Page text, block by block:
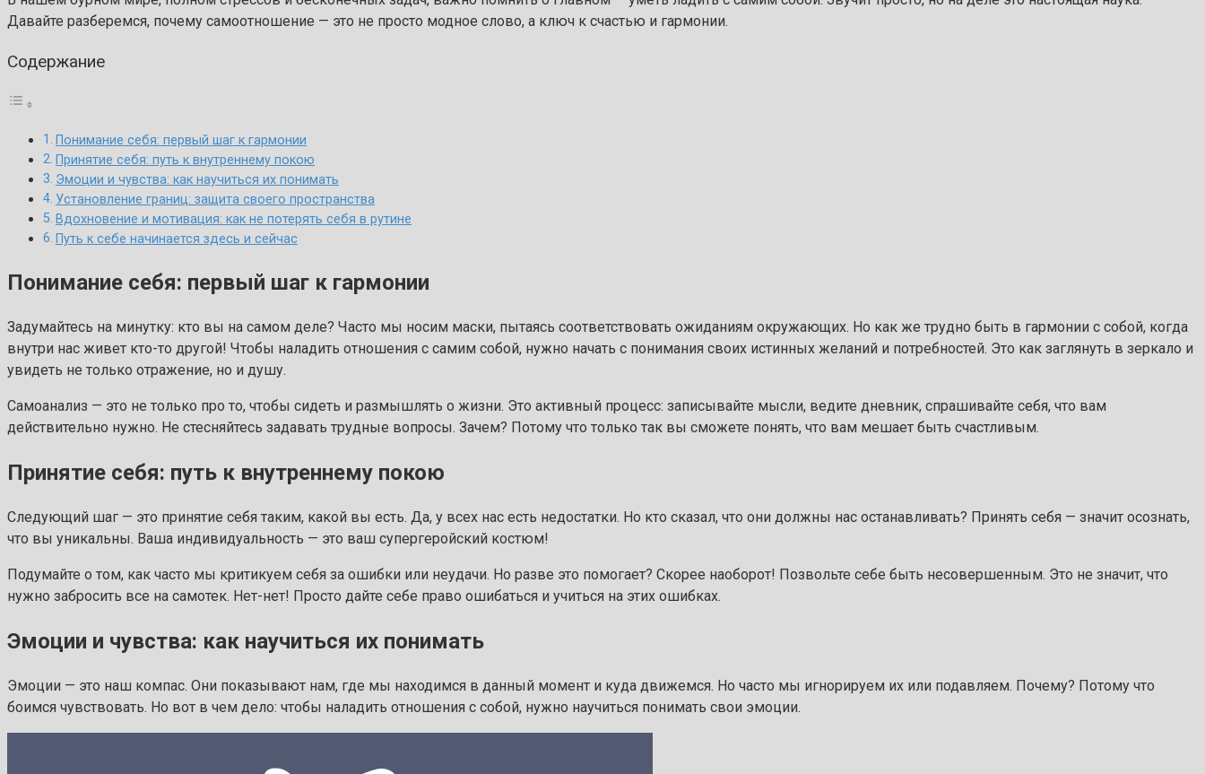
Давайте разберемся, почему самоотношение — это не просто модное слово, а ключ к счастью и гармонии.
Содержание
Понимание себя: первый шаг к гармонии
Принятие себя: путь к внутреннему покою
Эмоции и чувства: как научиться их понимать
Установление границ: защита своего пространства
Вдохновение и мотивация: как не потерять себя в рутине
Путь к себе начинается здесь и сейчас
Понимание себя: первый шаг к гармонии
Задумайтесь на минутку: кто вы на самом деле? Часто мы носим маски, пытаясь соответствовать ожиданиям окружающих. Но как же трудно быть в гармонии с собой, когда
внутри нас живет кто-то другой! Чтобы наладить отношения с самим собой, нужно начать с понимания своих истинных желаний и потребностей. Это как заглянуть в зеркало и
увидеть не только отражение, но и душу.
Самоанализ — это не только про то, чтобы сидеть и размышлять о жизни. Это активный процесс: записывайте мысли, ведите дневник, спрашивайте себя, что вам
действительно нужно. Не стесняйтесь задавать трудные вопросы. Зачем? Потому что только так вы сможете понять, что вам мешает быть счастливым.
Принятие себя: путь к внутреннему покою
Следующий шаг — это принятие себя таким, какой вы есть. Да, у всех нас есть недостатки. Но кто сказал, что они должны нас останавливать? Принять себя — значит осознать,
что вы уникальны. Ваша индивидуальность — это ваш супергеройский костюм!
Подумайте о том, как часто мы критикуем себя за ошибки или неудачи. Но разве это помогает? Скорее наоборот! Позвольте себе быть несовершенным. Это не значит, что
нужно забросить все на самотек. Нет-нет! Просто дайте себе право ошибаться и учиться на этих ошибках.
Эмоции и чувства: как научиться их понимать
Эмоции — это наш компас. Они показывают нам, где мы находимся в данный момент и куда движемся. Но часто мы игнорируем их или подавляем. Почему? Потому что
боимся чувствовать. Но вот в чем дело: чтобы наладить отношения с собой, нужно научиться понимать свои эмоции.